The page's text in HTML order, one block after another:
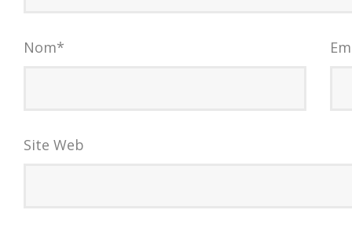
Nom*
Site Web